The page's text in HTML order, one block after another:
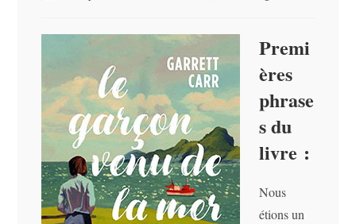
Premi
ères
phrase
s du
livre :
Nous
étions un